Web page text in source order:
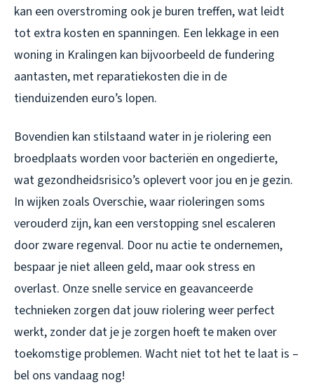
kan een overstroming ook je buren treffen, wat leidt
tot extra kosten en spanningen. Een lekkage in een
woning in Kralingen kan bijvoorbeeld de fundering
aantasten, met reparatiekosten die in de
tienduizenden euro’s lopen.
Bovendien kan stilstaand water in je riolering een
broedplaats worden voor bacteriën en ongedierte,
wat gezondheidsrisico’s oplevert voor jou en je gezin.
In wijken zoals Overschie, waar rioleringen soms
verouderd zijn, kan een verstopping snel escaleren
door zware regenval. Door nu actie te ondernemen,
bespaar je niet alleen geld, maar ook stress en
overlast. Onze snelle service en geavanceerde
technieken zorgen dat jouw riolering weer perfect
werkt, zonder dat je je zorgen hoeft te maken over
toekomstige problemen. Wacht niet tot het te laat is –
bel ons vandaag nog!